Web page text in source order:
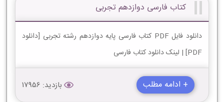
کتاب فارسی دوازدهم تجربی
دانلود فایل PDF کتاب فارسی پایه دوازدهم رشته تجربی [دانلود
PDF] | لینک دانلود کتاب فارسی
+ ادامه مطلب بازدید: 17956